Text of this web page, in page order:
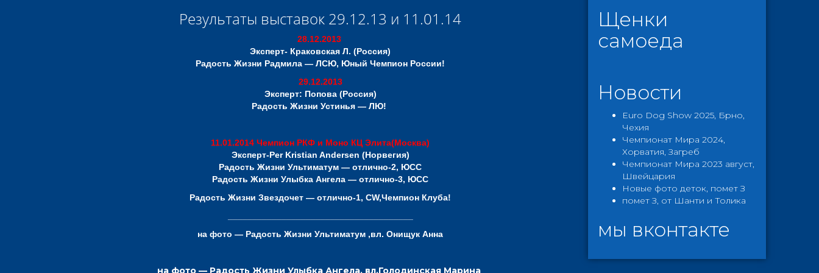
Результаты выставок 29.12.13 и 11.01.14
28.12.2013
Эксперт- Краковская Л. (Россия)
Радость Жизни Радмила — ЛСЮ, Юный Чемпион России!
29.12.2013
Эксперт: Попова (Россия)
Радость Жизни Устинья — ЛЮ!
11.01.2014 Чемпион РКФ и Моно КЦ Элита(Москва)
Эксперт-Per Kristian Andersen (Норвегия)
Радость Жизни Ультиматум — отлично-2, ЮСС
Радость Жизни Улыбка Ангела — отлично-3, ЮСС
Радость Жизни Звездочет — отлично-1, CW,Чемпион Клуба!
на фото — Радость Жизни Ультиматум ,вл. Онищук Анна
на фото — Радость Жизни Улыбка Ангела, вл.Голодинская Марина
Щенки
самоеда
Новости
Euro Dog Show 2025, Брно,
Чехия
Чемпионат Мира 2024,
Хорватия, Загреб
Чемпионат Мира 2023 август,
Швейцария
Новые фото деток, помет З
помет З, от Шанти и Толика
мы вконтакте